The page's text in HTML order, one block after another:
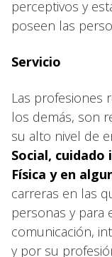
perceptivos y
poseen las
Servicio
Las profesiones
los demás, son
su alto nivel de
Social,
Física y en
carreras en las
personas y para
comunicación,
y por su